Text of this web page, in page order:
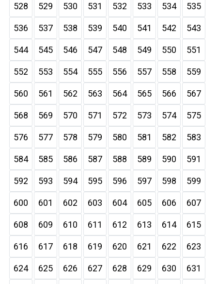
528 529 530 531 532 533 534 535
536 537 538 539 540 541 542 543
544 545 546 547 548 549 550 551
552 553 554 555 556 557 558 559
560 561 562 563 564 565 566 567
568 569 570 571 572 573 574 575
576 577 578 579 580 581 582 583
584 585 586 587 588 589 590 591
592 593 594 595 596 597 598 599
600 601 602 603 604 605 606 607
608 609 610 611 612 613 614 615
616 617 618 619 620 621 622 623
624 625 626 627 628 629 630 631